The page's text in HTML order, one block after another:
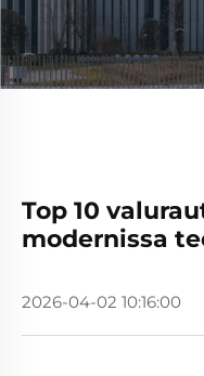
Top 10
modernissa
2026-04-02 10:16:00